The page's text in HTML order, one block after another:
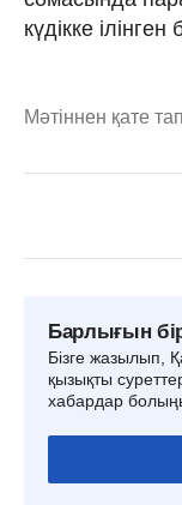
күдікке
Мәтіннен қате
Барлығын
Бізге жазылып,
қызықты
хабардар